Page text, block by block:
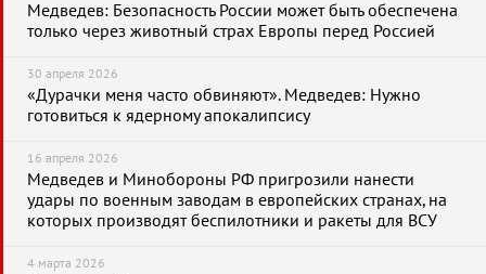
Медведев: Безопасность России может быть обеспечена
только через животный страх Европы перед Россией
30 апреля 2026
«Дурачки меня часто обвиняют». Медведев: Нужно
готовиться к ядерному апокалипсису
16 апреля 2026
Медведев и Минобороны РФ пригрозили нанести
удары по военным заводам в европейских странах, на
которых производят беспилотники и ракеты для ВСУ
4 марта 2026